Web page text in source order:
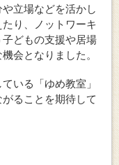
立場などを活かし
り、ノットワーキ
どもの支援や居場
会となりました。
いる「ゆめ教室」
ることを期待して